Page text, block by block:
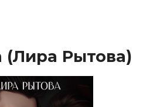
(Лира Рытова)